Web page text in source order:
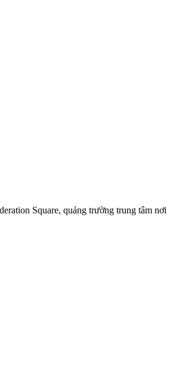
Square, quảng trường trung tâm nơi